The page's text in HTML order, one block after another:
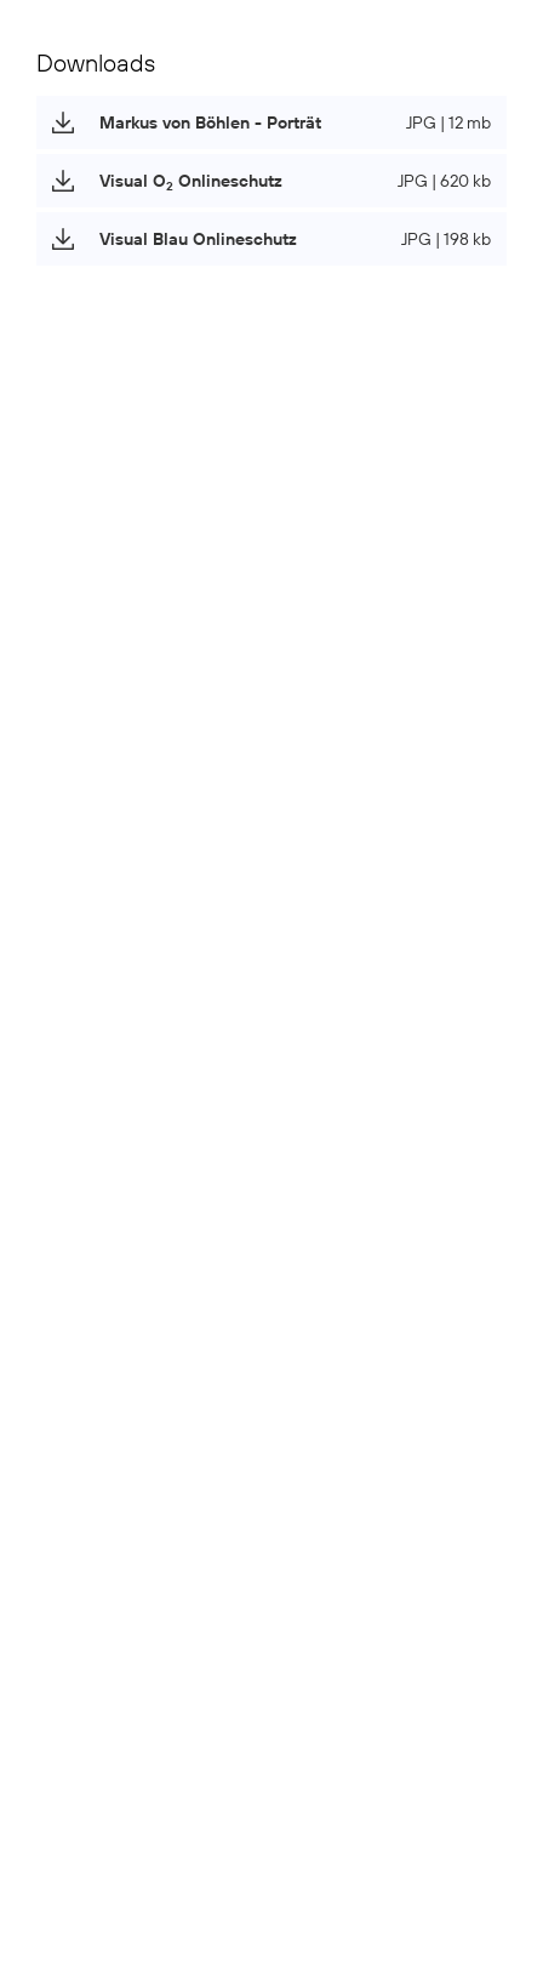
Downloads
Markus von Böhlen - Porträt JPG | 12 mb
Visual O2 Onlineschutz JPG | 620 kb
Visual Blau Onlineschutz JPG | 198 kb